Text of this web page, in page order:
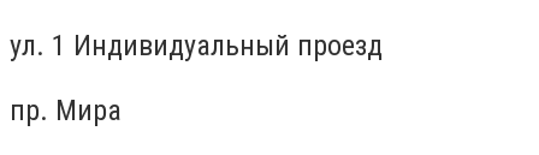
ул. 1 Индивидуальный проезд
пр. Мира